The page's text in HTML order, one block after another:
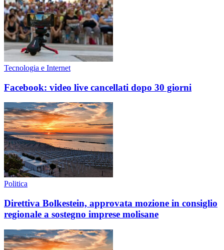
Tecnologia e Internet
Facebook: video live cancellati dopo 30 giorni
Politica
Direttiva Bolkestein, approvata mozione in consiglio
regionale a sostegno imprese molisane